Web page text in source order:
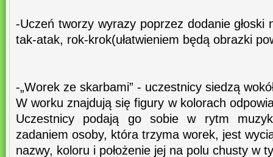
-Uczeń tworzy wyrazy poprzez dodanie głoski
tak-atak, rok-krok(ułatwieniem będą obrazki
-„Worek ze skarbami” - uczestnicy siedzą
W worku znajdują się figury w kolorach
Uczestnicy podają go sobie w rytm
zadaniem osoby, która trzyma worek, jest
nazwy, koloru i położenie jej na polu chusty w